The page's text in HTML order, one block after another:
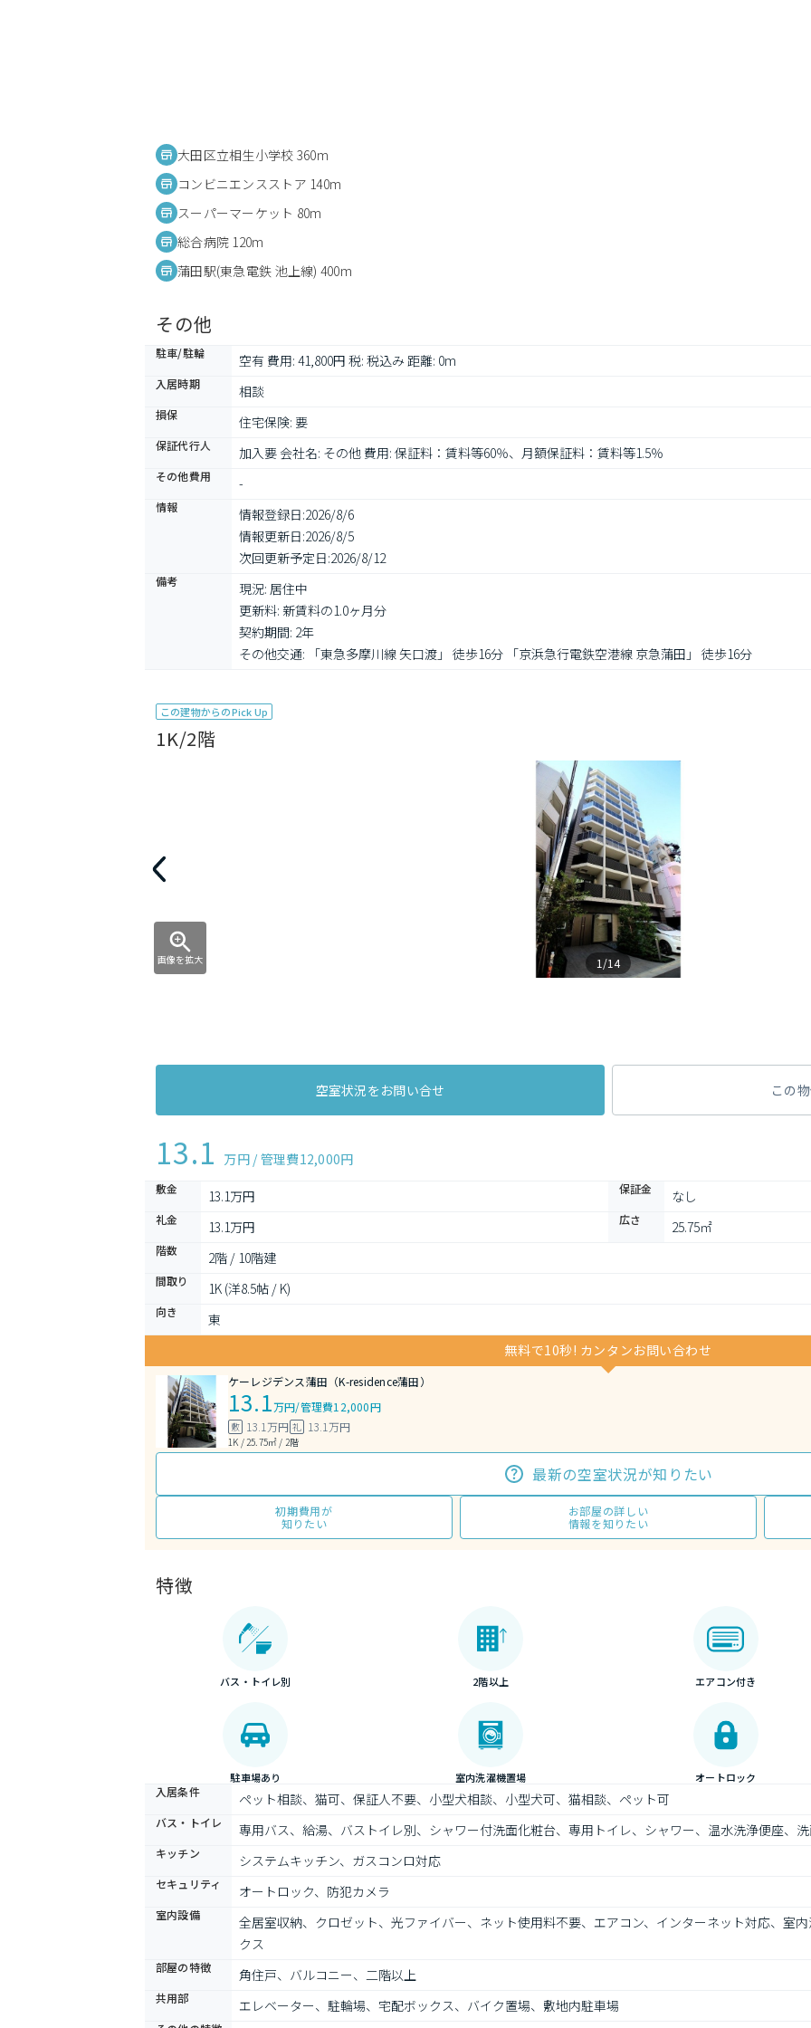
大田区立相生小学校 360m
コンビニエンスストア 140m
スーパーマーケット 80m
総合病院 120m
蒲田駅(東急電鉄 池上線) 400m
その他
駐車/駐輪 空有 費用: 41,800円 税: 税込み 距離: 0m
入居時期 相談
損保 住宅保険: 要
保証代行人 加入要 会社名: その他 費用: 保証料：賃料等60％、月額保証料：賃料等1.5％
その他費用 -
情報 情報登録日:2026/8/6
情報更新日:2026/8/5
次回更新予定日:2026/8/12
備考
現況: 居住中
更新料: 新賃料の1.0ヶ月分
契約期間: 2年
その他交通: 「東急多摩川線 矢口渡」 徒歩16分 「京浜急行電鉄空港線 京急蒲田」 徒歩16分
この建物からのPick Up
1K/2階
画像を拡大 1/14
空室状況をお問い合せ この
13.1 万円 / 管理費12,000円
敷金 13.1万円 保証金 なし
礼金 13.1万円 広さ 25.75㎡
階数 2階 / 10階建
間取り 1K (洋8.5帖 / K)
向き
東
無料で10秒! カンタンお問い合わせ
ケーレジデンス蒲田（K-residence蒲田）
13.1万円/管理費12,000円
敷 13.1万円 礼 13.1万円
1K / 25.75㎡ / 2階
最新の空室状況が知りたい
初期費用が
知りたい
お部屋の詳しい
情報を知りたい
特徴
バス・トイレ別 2階以上 エアコン付き
駐車場あり 室内洗濯機置場 オートロック
入居条件 ペット相談、猫可、保証人不要、小型犬相談、小型犬可、猫相談、ペット可
バス・トイレ 専用バス、給湯、バストイレ別、シャワー付洗面化粧台、専用トイレ、シャワー、温水洗浄便座、
キッチン システムキッチン、ガスコンロ対応
セキュリティ オートロック、防犯カメラ
室内設備
全居室収納、クロゼット、光ファイバー、ネット使用料不要、エアコン、インターネット対応、室
クス
部屋の特徴 角住戸、バルコニー、二階以上
共用部 エレベーター、駐輪場、宅配ボックス、バイク置場、敷地内駐車場